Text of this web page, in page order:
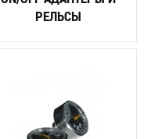
РЕЛЬСЫ